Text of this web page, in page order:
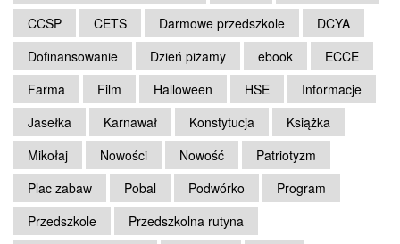
CCSP
CETS Darmowe przedszkole
DCYA
Dofinansowanie
Dzień piżamy ebook
ECCE
Farma
Film Halloween HSE
Informacje
Jasełka
Karnawał Konstytucja
Książka
Mikołaj
Nowości Nowość
Patriotyzm
Plac zabaw
Pobal Podwórko
Program
Przedszkole
Przedszkolna rutyna